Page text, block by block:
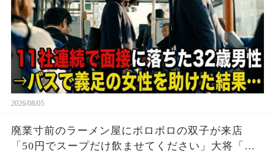
2026/08/05
廃業寸前のラーメン屋にボロボロの双子が来店
「50円でスープだけ飲ませてください」大将「大